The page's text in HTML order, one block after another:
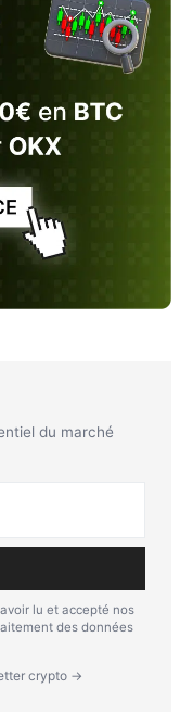
du marché
lu et accepté nos
des données
crypto →